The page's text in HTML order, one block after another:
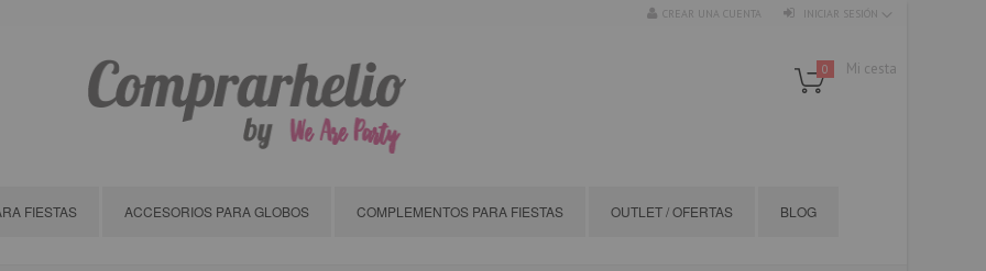
INICIAR SESIÓN
CREAR UNA CUENTA
Mi cesta
0
FIESTAS ACCESORIOS PARA GLOBOS COMPLEMENTOS PARA FIESTAS OUTLET / OFERTAS BLOG